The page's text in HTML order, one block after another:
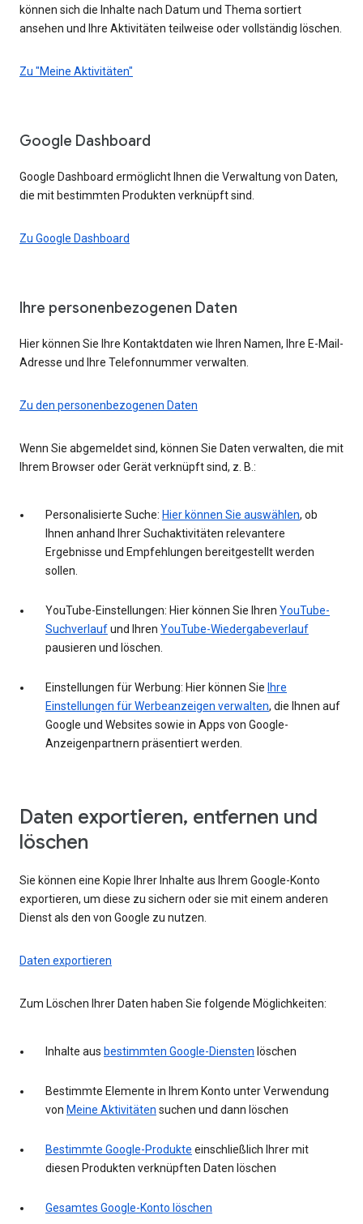
können sich die Inhalte nach Datum und Thema sortiert
ansehen und Ihre Aktivitäten teilweise oder vollständig löschen.
Zu "Meine Aktivitäten"
Google Dashboard
Google Dashboard ermöglicht Ihnen die Verwaltung von Daten,
die mit bestimmten Produkten verknüpft sind.
Zu Google Dashboard
Ihre personenbezogenen Daten
Hier können Sie Ihre Kontaktdaten wie Ihren Namen, Ihre E-Mail-
Adresse und Ihre Telefonnummer verwalten.
Zu den personenbezogenen Daten
Wenn Sie abgemeldet sind, können Sie Daten verwalten, die mit
Ihrem Browser oder Gerät verknüpft sind, z. B.:
Personalisierte Suche: Hier können Sie auswählen, ob
Ihnen anhand Ihrer Suchaktivitäten relevantere
Ergebnisse und Empfehlungen bereitgestellt werden
sollen.
YouTube-Einstellungen: Hier können Sie Ihren YouTube-
Suchverlaufund Ihren YouTube-Wiedergabeverlauf
pausieren und löschen.
Einstellungen für Werbung: Hier können Sie Ihre
Einstellungen für Werbeanzeigen verwalten, die Ihnen auf
Google und Websites sowie in Apps von Google-
Anzeigenpartnern präsentiert werden.
Daten exportieren, entfernen und
löschen
Sie können eine Kopie Ihrer Inhalte aus Ihrem Google-Konto
exportieren, um diese zu sichern oder sie mit einem anderen
Dienst als den von Google zu nutzen.
Daten exportieren
Zum Löschen Ihrer Daten haben Sie folgende Möglichkeiten:
Inhalte aus bestimmten Google-Diensten löschen
Bestimmte Elemente in Ihrem Konto unter Verwendung
von Meine Aktivitäten suchen und dann löschen
Bestimmte Google-Produkte einschließlich Ihrer mit
diesen Produkten verknüpften Daten löschen
Gesamtes Google-Konto löschen